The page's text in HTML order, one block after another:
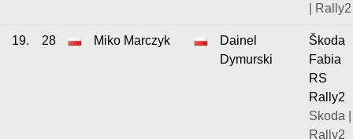
| Rally2
19. 28 Miko Marczyk
Dainel
Dymurski
Škoda
Fabia
RS
Rally2
Skoda |
Rally2